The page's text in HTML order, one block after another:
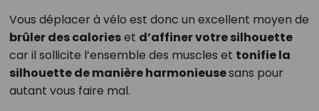
Vous déplacer à vélo est donc un excellent moyen de
brûler des calorieset d’affiner votre silhouette
car il sollicite l’ensemble des muscles et tonifie la
silhouette de manière harmonieusesans pour
autant vous faire mal.